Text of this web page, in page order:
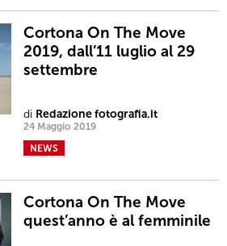
Cortona On The Move
2019, dall’11 luglio al 29
settembre
di Redazione fotografia.it
24 Maggio 2019
NEWS
Cortona On The Move
quest’anno è al femminile